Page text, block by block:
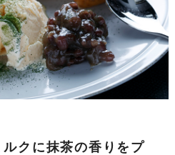
クに抹茶の香りをプ